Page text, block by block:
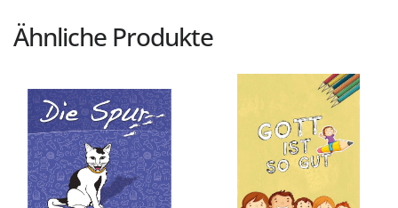
Ähnliche Produkte